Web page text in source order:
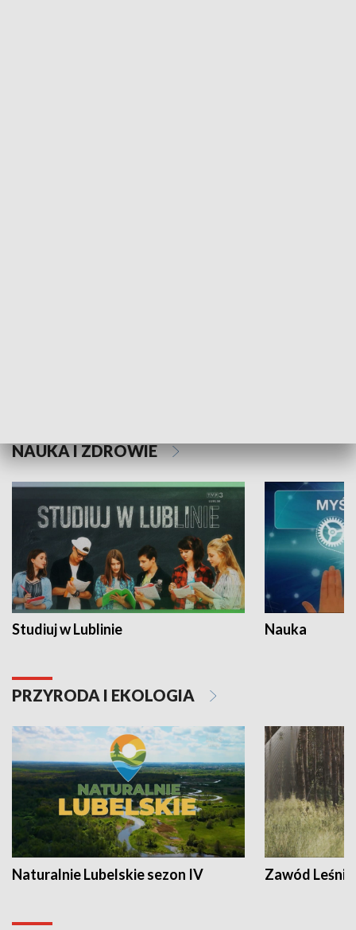
NAUKA I ZDROWIE
Studiuj w Lublinie Nauka
PRZYRODA I EKOLOGIA
Naturalnie Lubelskie sezon IV Zawód Leśnik